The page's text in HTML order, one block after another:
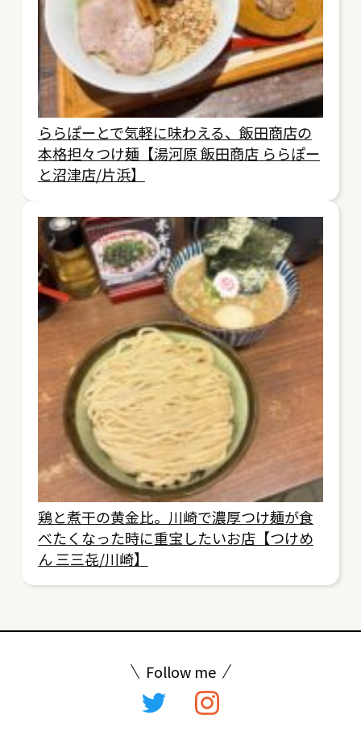
ららぽーとで気軽に味わえる、飯田商店の
本格担々つけ麺【湯河原 飯田商店 ららぽー
と沼津店/片浜】
鶏と煮干の黄金比。川崎で濃厚つけ麺が食
べたくなった時に重宝したいお店【つけめ
ん 三三㐂/川崎】
Follow me